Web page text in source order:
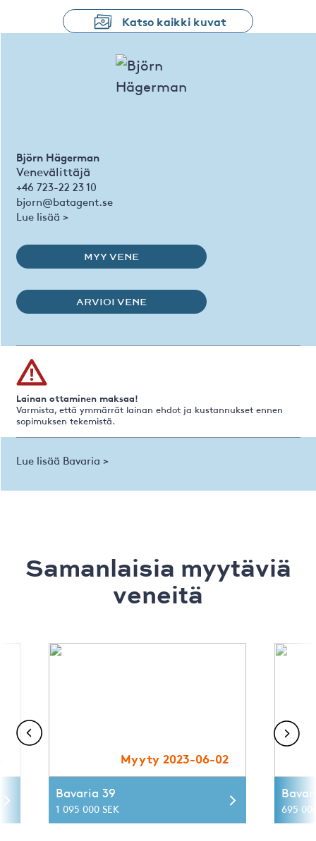
Katso kaikki kuvat
Björn Hägerman
Venevälittäjä
+46 723-22 23 10
bjorn@batagent.se
Lue lisää >
MYY VENE
ARVIOI VENE
Lainan ottaminen maksaa!
Varmista, että ymmärrät lainan ehdot ja kustannukset ennen
sopimuksen tekemistä.
Lue lisää Bavaria >
Samanlaisia ​​myytäviä
veneitä
Myyty 2023-06-02
Bavaria 39
1 095 000 SEK 695